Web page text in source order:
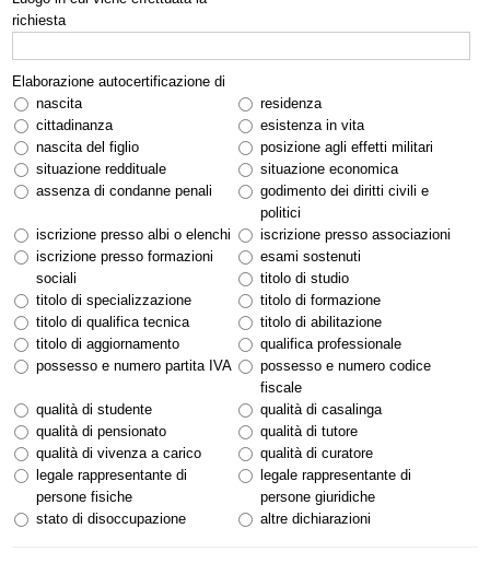
richiesta
Elaborazione autocertificazione di
nascita
residenza
cittadinanza
esistenza in vita
nascita del figlio
posizione agli effetti militari
situazione reddituale
situazione economica
assenza di condanne penali
godimento dei diritti civili e
politici
iscrizione presso albi o elenchi
iscrizione presso associazioni
iscrizione presso formazioni
sociali
esami sostenuti
titolo di studio
titolo di specializzazione
titolo di formazione
titolo di qualifica tecnica
titolo di abilitazione
titolo di aggiornamento
qualifica professionale
possesso e numero partita IVA
possesso e numero codice
fiscale
qualità di studente
qualità di casalinga
qualità di pensionato
qualità di tutore
qualità di vivenza a carico
qualità di curatore
legale rappresentante di
persone fisiche
legale rappresentante di
persone giuridiche
stato di disoccupazione
altre dichiarazioni